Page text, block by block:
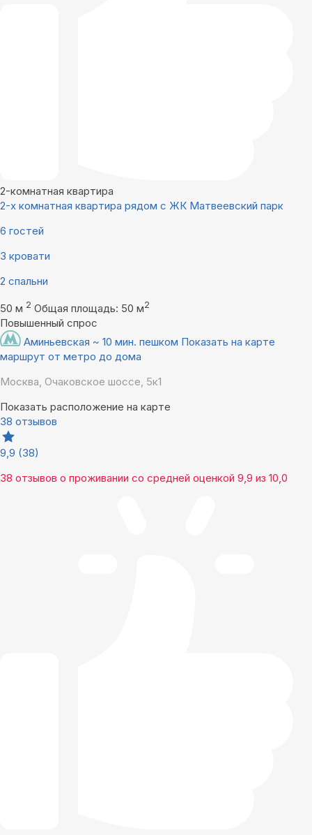
2-комнатная квартира
2-х комнатная квартира рядом с ЖК Матвеевский парк
6 гостей
3 кровати
2 спальни
50 м 2 Общая площадь: 50 м2
Повышенный спрос
Аминьевская ~ 10 мин. пешком Показать на карте
маршрут от метро до дома
Москва, Очаковское шоссе, 5к1
Показать расположение на карте
38 отзывов
9,9 (38)
38 отзывов о проживании со средней оценкой 9,9 из 10,0